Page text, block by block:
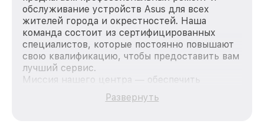
обслуживание устройств Asus для всех
жителей города и окрестностей. Наша
команда состоит из сертифицированных
специалистов, которые постоянно повышают
свою квалификацию, чтобы предоставить вам
лучший сервис.
Миссия нашего центра — обеспечить
качественный и доступный ремонт для
каждого пользователя продукции Asus, вне
Развернуть